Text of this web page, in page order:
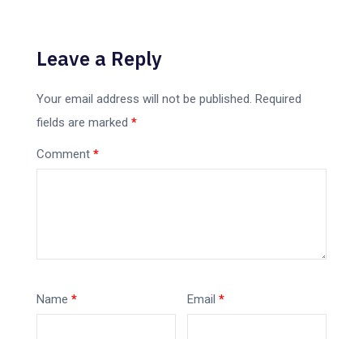
Leave a Reply
Your email address will not be published. Required
fields are marked *
Comment *
Name * Email*